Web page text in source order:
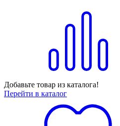
Добавьте товар из каталога!
Перейти в каталог